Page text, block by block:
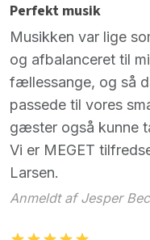
Perfekt musik
Musikken var lige
og afbalanceret til
fællessange, og så
passede til vores
gæster også kunne
Vi er MEGET
Larsen.
Anmeldt af Jesper